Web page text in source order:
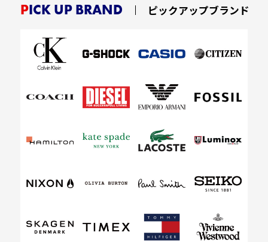
PICK UP BRAND ピックアップブランド